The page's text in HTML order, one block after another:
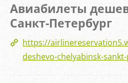
Авиабилеты
Санкт-Петербург
https://
deshevo-chelyabinsk-